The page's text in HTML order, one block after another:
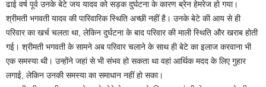
ढाई वर्ष पूर्व उनके बेटे जय यादव को सड़क दुर्घटना के कारण ब्रेन हेमरेज हो गया।
श्रीमती भगवती यादव की पारिवारिक स्थिति अच्छी नहीं है। उनके बेटे की आय से ही
परिवार का खर्च चलता था, लेकिन दुर्घटना के बाद परिवार की माली स्थिति और खराब होती
गई। श्रीमती भगवती के सामने अब परिवार चलाने के साथ ही बेटे का इलाज करवाना भी
एक समस्या थी। उन्होंने जहां से भी संभव हो सकता था वहां आर्थिक मदद के लिए गुहार
लगाई, लेकिन उनकी समस्या का समाधान नहीं हो सका।